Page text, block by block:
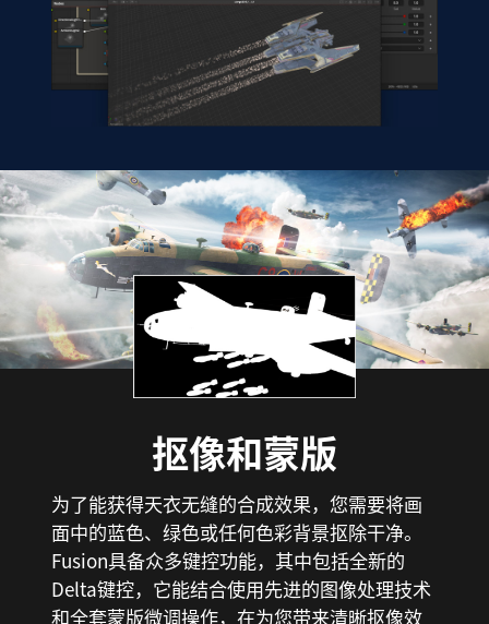
抠像和蒙版
为了能获得天衣无缝的合成效果，您需要将画
面中的蓝色、绿色或任何色彩背景抠除干净。
Fusion具备众多键控功能，其中包括全新的
Delta键控，它能结合使用先进的图像处理技术
和全套蒙版微调操作，在为您带来清晰抠像效